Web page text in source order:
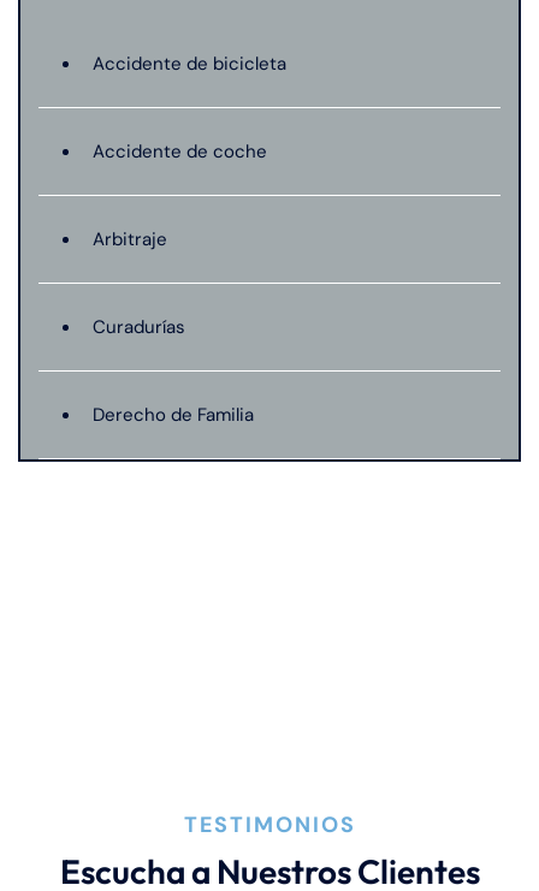
Accidente de bicicleta
Accidente de coche
Arbitraje
Curadurías
Derecho de Familia
Negligencia médica
TESTIMONIOS
Escucha a Nuestros Clientes